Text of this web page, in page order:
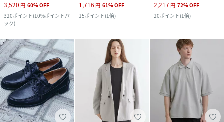
3,520 円 60%OFF
320ポイント(10%ポイントバ
ック)
1,716 円 61%OFF
15ポイント(1倍)
2,217 円 72%OFF
20ポイント(1倍)